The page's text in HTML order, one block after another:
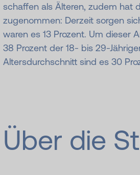
schaffen als Älteren, zudem hat
zugenommen: Derzeit sorgen
waren es 13 Prozent. Um dieser
38 Prozent der 18- bis 29-
Altersdurchschnitt sind es 30
Über die